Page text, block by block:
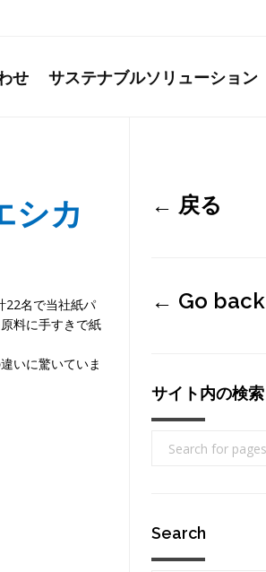
せ サステナブルソリューション
シカ
22名で当社紙パ
料に手すきで紙
いに驚いていま
← 戻る
← Go back
サイト内の検索
Search